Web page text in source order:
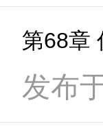
第68章
发布